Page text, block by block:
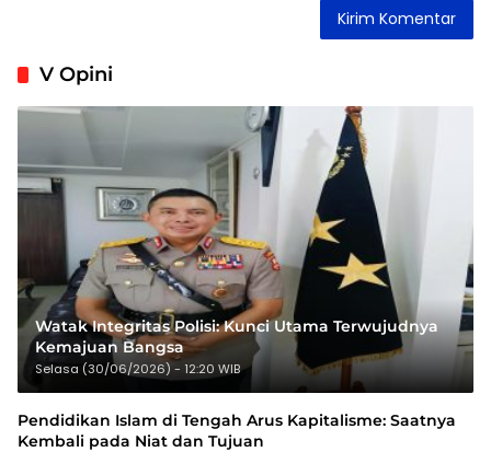
V Opini
Watak Integritas Polisi: Kunci Utama Terwujudnya
Kemajuan Bangsa
Selasa (30/06/2026) - 12:20 WIB
Pendidikan Islam di Tengah Arus Kapitalisme: Saatnya
Kembali pada Niat dan Tujuan